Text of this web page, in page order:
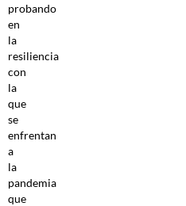
probando
en
la
resiliencia
con
la
que
se
enfrentan
a
la
pandemia
que